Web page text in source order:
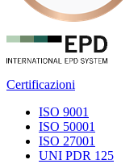
Certificazioni
ISO 9001
ISO 50001
ISO 27001
UNI PDR 125